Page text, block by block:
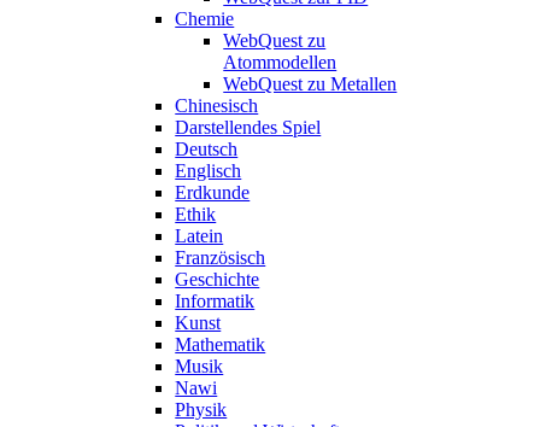
Chemie
WebQuest zu
Atommodellen
WebQuest zu Metallen
Chinesisch
Darstellendes Spiel
Deutsch
Englisch
Erdkunde
Ethik
Latein
Französisch
Geschichte
Informatik
Kunst
Mathematik
Musik
Nawi
Physik